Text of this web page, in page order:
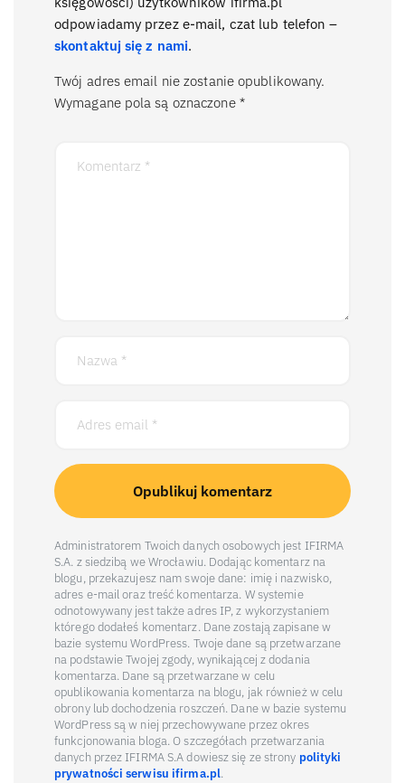
odpowiadamy przez e-mail, czat lub telefon –
skontaktuj się z nami.
Twój adres email nie zostanie opublikowany.
Wymagane pola są oznaczone *
Administratorem Twoich danych osobowych jest IFIRMA
S.A. z siedzibą we Wrocławiu. Dodając komentarz na
blogu, przekazujesz nam swoje dane: imię i nazwisko,
adres e-mail oraz treść komentarza. W systemie
odnotowywany jest także adres IP, z wykorzystaniem
którego dodałeś komentarz. Dane zostają zapisane w
bazie systemu WordPress. Twoje dane są przetwarzane
na podstawie Twojej zgody, wynikającej z dodania
komentarza. Dane są przetwarzane w celu
opublikowania komentarza na blogu, jak również w celu
obrony lub dochodzenia roszczeń. Dane w bazie systemu
WordPress są w niej przechowywane przez okres
funkcjonowania bloga. O szczegółach przetwarzania
danych przez IFIRMA S.A dowiesz się ze strony polityki
prywatności serwisu ifirma.pl.